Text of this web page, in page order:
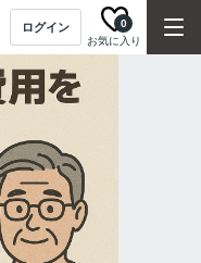
ログイン
お気に入り
0